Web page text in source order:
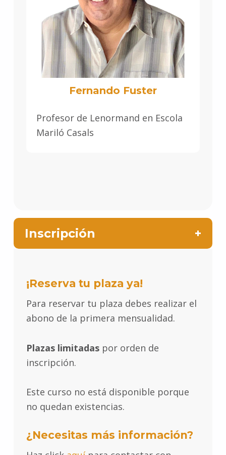
Fernando Fuster
Profesor de Lenormand en Escola
Mariló Casals
Inscripción
¡Reserva tu plaza ya!
Para reservar tu plaza debes realizar el
abono de la primera mensualidad.
Plazas limitadaspor orden de
inscripción.
Este curso no está disponible porque
no quedan existencias.
¿Necesitas más información?